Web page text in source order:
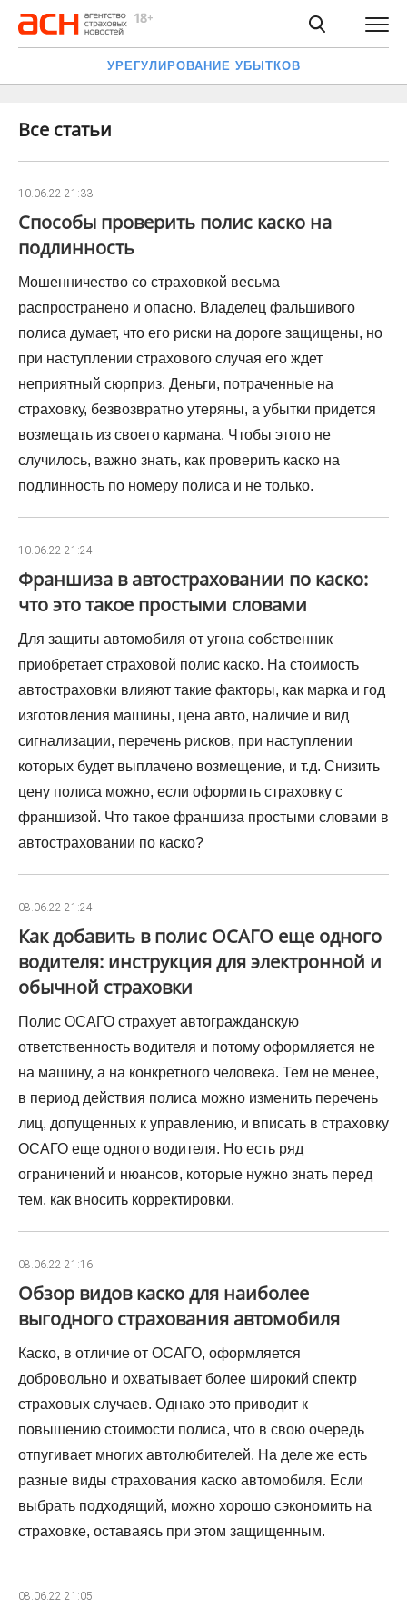
УРЕГУЛИРОВАНИЕ УБЫТКОВ
Все статьи
10.06.22 21:33
Способы проверить полис каско на
подлинность
Мошенничество со страховкой весьма
распространено и опасно. Владелец фальшивого
полиса думает, что его риски на дороге защищены, но
при наступлении страхового случая его ждет
неприятный сюрприз. Деньги, потраченные на
страховку, безвозвратно утеряны, а убытки придется
возмещать из своего кармана. Чтобы этого не
случилось, важно знать, как проверить каско на
подлинность по номеру полиса и не только.
10.06.22 21:24
Франшиза в автостраховании по каско:
что это такое простыми словами
Для защиты автомобиля от угона собственник
приобретает страховой полис каско. На стоимость
автостраховки влияют такие факторы, как марка и год
изготовления машины, цена авто, наличие и вид
сигнализации, перечень рисков, при наступлении
которых будет выплачено возмещение, и т.д. Снизить
цену полиса можно, если оформить страховку с
франшизой. Что такое франшиза простыми словами в
автостраховании по каско?
08.06.22 21:24
Как добавить в полис ОСАГО еще одного
водителя: инструкция для электронной и
обычной страховки
Полис ОСАГО страхует автогражданскую
ответственность водителя и потому оформляется не
на машину, а на конкретного человека. Тем не менее,
в период действия полиса можно изменить перечень
лиц, допущенных к управлению, и вписать в страховку
ОСАГО еще одного водителя. Но есть ряд
ограничений и нюансов, которые нужно знать перед
тем, как вносить корректировки.
08.06.22 21:16
Обзор видов каско для наиболее
выгодного страхования автомобиля
Каско, в отличие от ОСАГО, оформляется
добровольно и охватывает более широкий спектр
страховых случаев. Однако это приводит к
повышению стоимости полиса, что в свою очередь
отпугивает многих автолюбителей. На деле же есть
разные виды страхования каско автомобиля. Если
выбрать подходящий, можно хорошо сэкономить на
страховке, оставаясь при этом защищенным.
08.06.22 21:05